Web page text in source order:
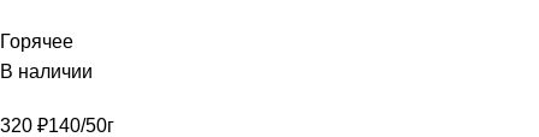
Горячее
В наличии
320 ₽140/50г